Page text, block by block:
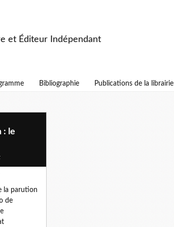
et Éditeur Indépendant
Bibliographie Publications de la librairie
: le
la parution
de